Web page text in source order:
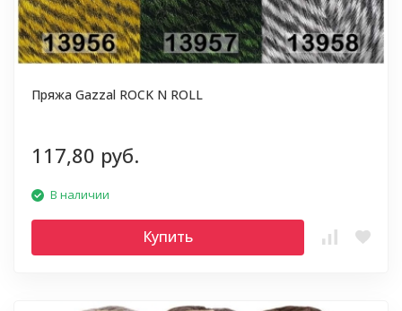
Пряжа Gazzal ROCK N ROLL
117,80 руб.
В наличии
Купить